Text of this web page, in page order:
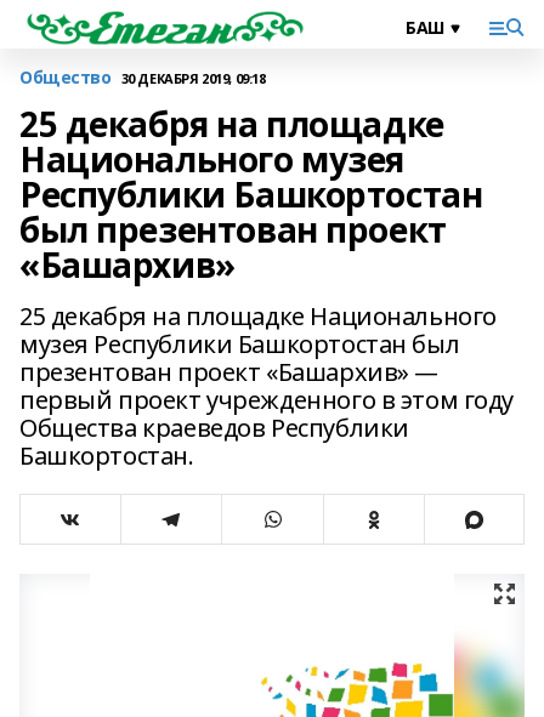
Общество 30 ДЕКАБРЯ 2019, 09:18
25 декабря на площадке
Национального музея
Республики Башкортостан
был презентован проект
«Башархив»
25 декабря на площадке Национального
музея Республики Башкортостан был
презентован проект «Башархив» —
первый проект учрежденного в этом году
Общества краеведов Республики
Башкортостан.